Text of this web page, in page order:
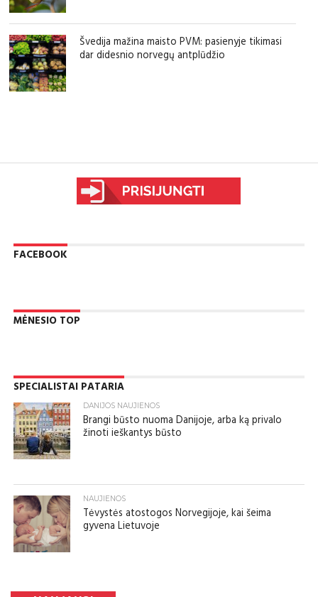
Švedija mažina maisto PVM: pasienyje tikimasi
dar didesnio norvegų antplūdžio
FACEBOOK
MĖNESIO TOP
SPECIALISTAI PATARIA
DANIJOS NAUJIENOS
Brangi būsto nuoma Danijoje, arba ką privalo
žinoti ieškantys būsto
NAUJIENOS
Tėvystės atostogos Norvegijoje, kai šeima
gyvena Lietuvoje